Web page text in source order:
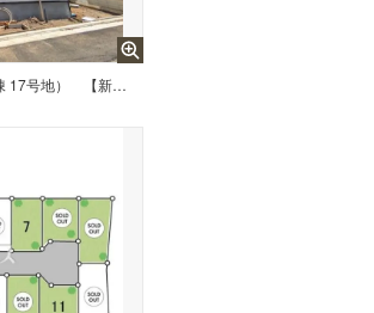
現地写真（※モデル棟 17号地） 【新座市畑中1丁目】